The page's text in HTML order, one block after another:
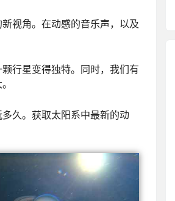
视角。在动感的音乐声，以及
行星变得独特。同时，我们有
久。获取太阳系中最新的动